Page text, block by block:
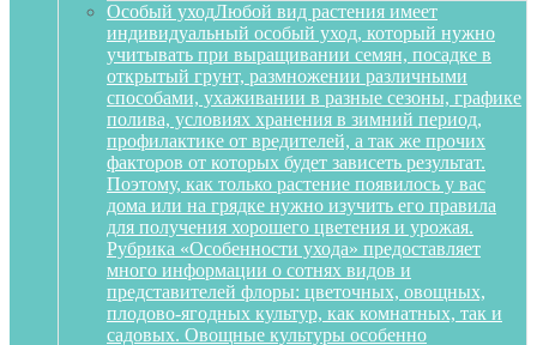
Особый уходЛюбой вид растения имеет
индивидуальный особый уход, который нужно
учитывать при выращивании семян, посадке в
открытый грунт, размножении различными
способами, ухаживании в разные сезоны, графике
полива, условиях хранения в зимний период,
профилактике от вредителей, а так же прочих
факторов от которых будет зависеть результат.
Поэтому, как только растение появилось у вас
дома или на грядке нужно изучить его правила
для получения хорошего цветения и урожая.
Рубрика «Особенности ухода» предоставляет
много информации о сотнях видов и
представителей флоры: цветочных, овощных,
плодово-ягодных культур, как комнатных, так и
садовых. Овощные культуры особенно